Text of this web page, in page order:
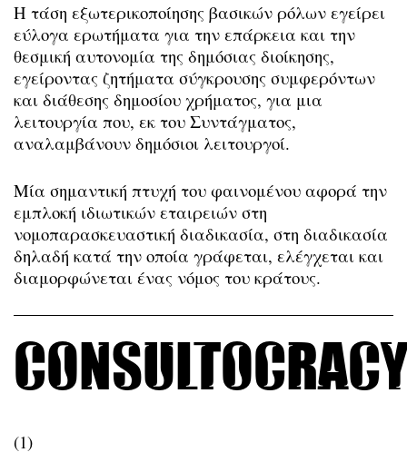
H τάση εξωτερικοποίησης βασικών ρόλων εγείρει
εύλογα ερωτήματα για την επάρκεια και την
θεσμική αυτονομία της δημόσιας διοίκησης,
εγείροντας ζητήματα σύγκρουσης συμφερόντων
και διάθεσης δημοσίου χρήματος, για μια
λειτουργία που, εκ του Συντάγματος,
αναλαμβάνουν δημόσιοι λειτουργοί.
Μία σημαντική πτυχή του φαινομένου αφορά την
εμπλοκή ιδιωτικών εταιρειών στη
νομοπαρασκευαστική διαδικασία, στη διαδικασία
δηλαδή κατά την οποία γράφεται, ελέγχεται και
διαμορφώνεται ένας νόμος του κράτους.
(1)